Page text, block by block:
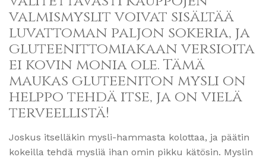
valmismyslit voivat sisältää
luvattoman paljon sokeria, ja
gluteenittomiakaan versioita
ei kovin monia ole. Tämä
maukas gluteeniton mysli on
helppo tehdä itse, ja on vielä
terveellistä!
Joskus itselläkin mysli-hammasta kolottaa, ja päätin
kokeilla tehdä mysliä ihan omin pikku kätösin. Myslin